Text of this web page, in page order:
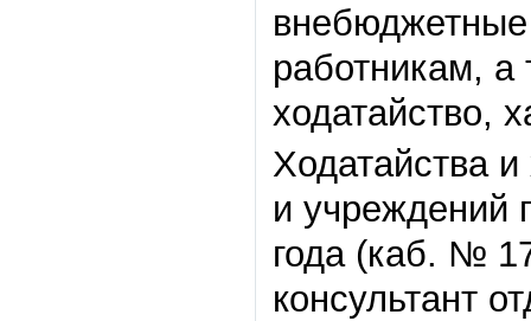
работникам, а
ходатайство,
Ходатайства и
и учреждений
года (каб. №
консультант